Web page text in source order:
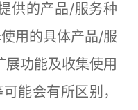
供的产品/服务种
用的具体产品/服
功能及收集使用
能会有所区别，